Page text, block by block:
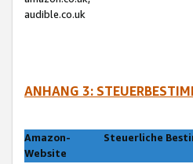
audible.co.uk
ANHANG 3:
Amazon-
Website
Steuerliche